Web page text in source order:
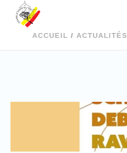
ACCUEIL / ACTUALITÉS